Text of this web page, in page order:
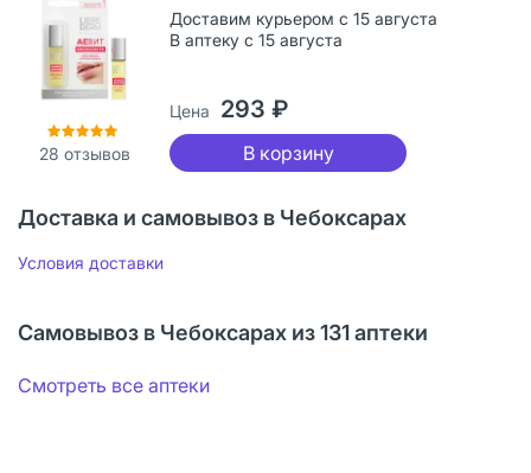
28 отзывов
Доставим курьером с 15 августа
В аптеку с 15 августа
Цена 293 ₽
В корзину
Доставка и самовывоз в Чебоксарах
Условия доставки
Самовывоз в Чебоксарах из 131 аптеки
Смотреть все аптеки